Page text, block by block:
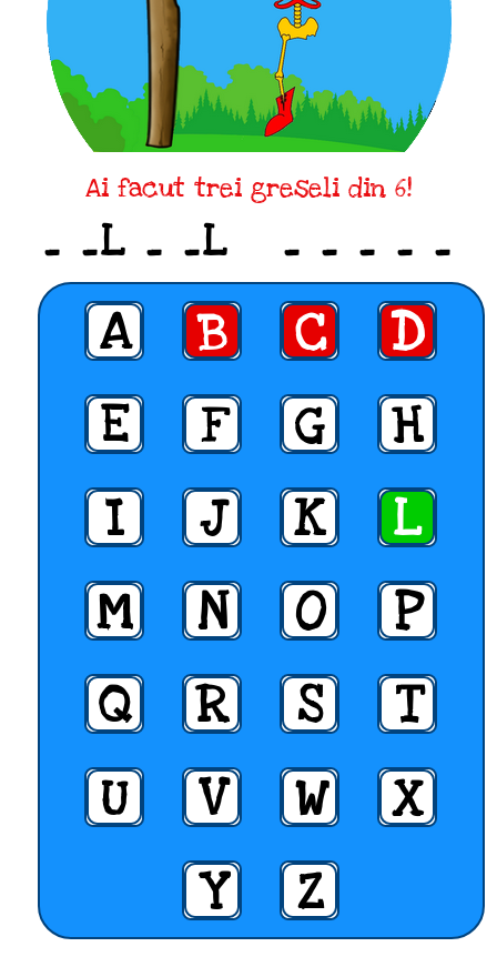
Ai facut trei greseli din 6!
_ _L _ _L _ _ _ _ _
A B C
D
E
F G
H
I
J K
L
M
N O
P
Q
R S
T
U
V W
X
Y
Z